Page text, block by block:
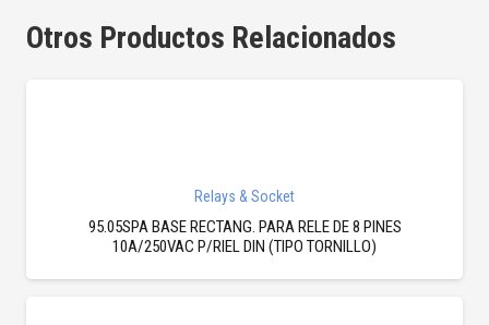
Otros Productos Relacionados
Relays & Socket
95.05SPA BASE RECTANG. PARA RELE DE 8 PINES
10A/250VAC P/RIEL DIN (TIPO TORNILLO)